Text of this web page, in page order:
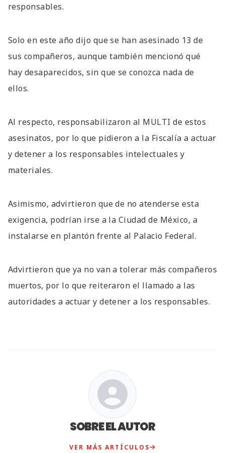
responsables.
Solo en este año dijo que se han asesinado 13 de
sus compañeros, aunque también mencionó qué
hay desaparecidos, sin que se conozca nada de
ellos.
Al respecto, responsabilizaron al MULTI de estos
asesinatos, por lo que pidieron a la Fiscalía a actuar
y detener a los responsables intelectuales y
materiales.
Asimismo, advirtieron que de no atenderse esta
exigencia, podrían irse a la Ciudad de México, a
instalarse en plantón frente al Palacio Federal.
Advirtieron que ya no van a tolerar más compañeros
muertos, por lo que reiteraron el llamado a las
autoridades a actuar y detener a los responsables.
SOBRE EL AUTOR
VER MÁS ARTÍCULOS